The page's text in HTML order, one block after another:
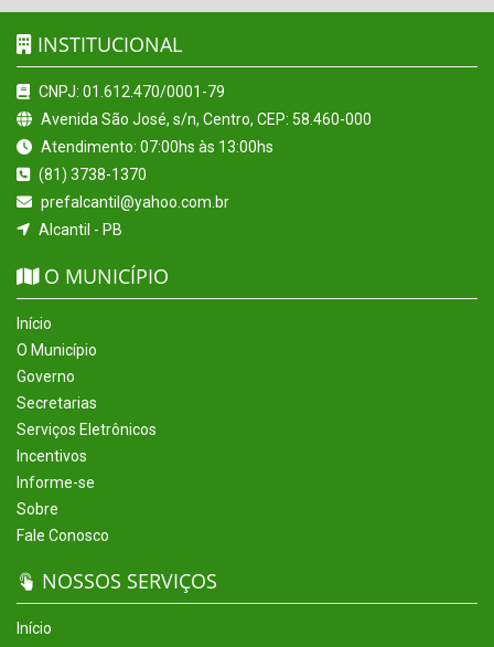
INSTITUCIONAL
CNPJ: 01.612.470/0001-79
Avenida São José, s/n, Centro, CEP: 58.460-000
Atendimento: 07:00hs às 13:00hs
(81) 3738-1370
prefalcantil@yahoo.com.br
Alcantil - PB
O MUNICÍPIO
Início
O Município
Governo
Secretarias
Serviços Eletrônicos
Incentivos
Informe-se
Sobre
Fale Conosco
NOSSOS SERVIÇOS
Início